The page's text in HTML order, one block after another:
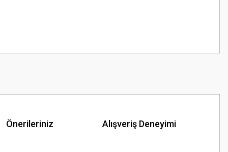
Önerileriniz Alışveriş Deneyimi